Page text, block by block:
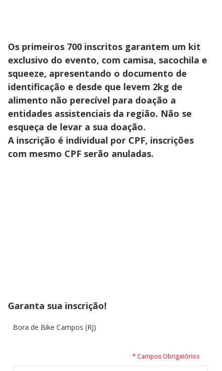
Os primeiros 700 inscritos garantem um kit
exclusivo do evento, com camisa, sacochila e
squeeze, apresentando o documento de
identificação e desde que levem 2kg de
alimento não perecível para doação a
entidades assistenciais da região. Não se
esqueça de levar a sua doação.
A inscrição é individual por CPF, inscrições
com mesmo CPF serão anuladas.
Garanta sua inscrição!